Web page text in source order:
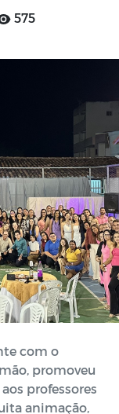
575
com o
promoveu
professores
animação,